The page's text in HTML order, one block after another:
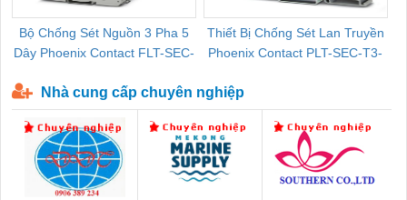
Bộ Chống Sét Nguồn 3 Pha 5
Dây Phoenix Contact FLT-SEC-
Thiết Bị Chống Sét Lan Truyền
Phoenix Contact PLT-SEC-T3-
Nhà cung cấp chuyên nghiệp